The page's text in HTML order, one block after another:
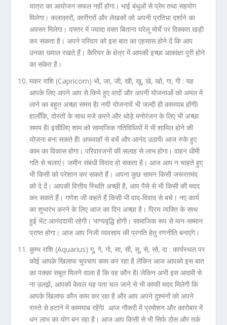
यात्रा का आयोजन सफल नहीं होगा। भाई बंधुओं से प्रेम तथा सहयोग
मिलेगा। कलाकारों, कारीगरों और लेखकों को अपनी प्रतिभा दर्शाने का
अवसर मिलेगा। दफ्तर में ज्यादा वक्त बिताना घरेलू मोर्चे पर दिक्कत खड़ी
कर सकता है। अपने परिवार को इस बात का एहसास होने दें कि आप
उनका ख्याल रखते हैं। कैरियर के क्षेत्र में आपकी इच्छा आकांक्षा पूरी होने
का संकेत है।
मकर राशि (Capricorn) भो, जा, जी, खी, खू, खे, खो, गा, गी : यह
आपके लिए अपने आप से किये हुए वादों और अपनी योजनाओं को अमल में
लाने का बहुत अच्छा समय हैǀ नयी योजनायें भी जल्दी ही कामयाब होंगींǀ
हालाँकि, दोस्तों के साथ मजे करने और थोड़े मनोरंजन के लिए भी अच्छा
समय हैǀ इसीलिए शाम को सामाजिक गतिविधियों में भी शामिल होने की
योजना बना सकते हैंǀ अफवाहों से बचें और आनंद उठायेंǀ आज रुके हुए
काम का विकास होगा। परिवारजनों की सलाह से लाभ होगा। वाहन धीमी
गति से चलाएं। जमीन संबंधी विवाद हो सकता है। आज आप न चाहते हुए
भी किसी को परेशान कर सकते हैं। अपना कुछ सामन किसी जरूरतमंद
को दे दें। आपकी वित्तीय स्थिति अच्छी है, आप पैसे से भी किसी की मदद
कर सकते हैं। गणेश जी कहते हैं किसी भी वाद-विवाद से बचे। नए कार्य
का शुभारंभ करने के लिए आज का दिन अच्छा है। प्रिय व्यक्ति के साथ
हुई भेंट आनंददायी रहेगी। भाग्यवृद्धि होगी। सामाजिक रूप से मान-सम्मान
प्राप्त होगा। आज आप निजी व्यवसाय की प्रगति हेतु रणनीति बनाएंगे।
कुम्भ राशि (Aquarius) गू, गे, गो, सा, सी, सू, से, सो, दा : कार्यस्थल पर
कोई आपके खिलाफ चुपचाप काम कर रहा है लेकिन आज आपको इस बात
का पक्का सबूत मिलने वाला है कि वह कौन हैǀ लेकिन अभी इस आदमी से
ना उलझें, आपको केवल यह पता चल जाने से भी काफी मदद मिलेगी कि
आपके खिलाफ कौन काम कर रहा है और आप अपने दुश्मनों को अपने
रास्ते से हटाने में कामयाब रहेंगेǀ आज नौकरी में प्रमोशन और कारोबार में
धन लाभ का योग बन रहा है। आज आप किसी से भी सिर्फ ठोस और तर्क